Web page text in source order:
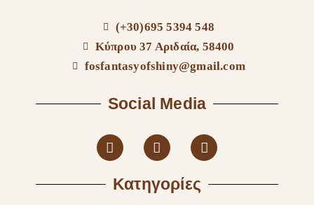
(+30)695 5394 548
Κύπρου 37 Αριδαία, 58400
fosfantasyofshiny@gmail.com
Social Media
Κατηγορίες